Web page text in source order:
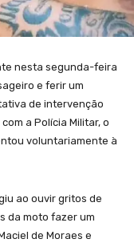
nesta segunda-feira
e ferir um
de intervenção
a Polícia Militar, o
voluntariamente à
ao ouvir gritos de
da moto fazer um
de Moraes e